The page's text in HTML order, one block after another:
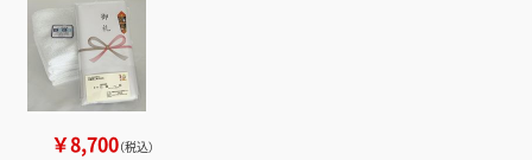
￥8,700（税込）